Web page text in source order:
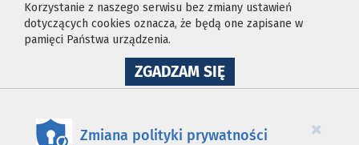
Korzystanie z naszego serwisu bez zmiany ustawień
dotyczących cookies oznacza, że będą one zapisane w
pamięci Państwa urządzenia.
ZGADZAM SIĘNA
WYKORZYSTANIE
×
Zmiana polityki prywatności